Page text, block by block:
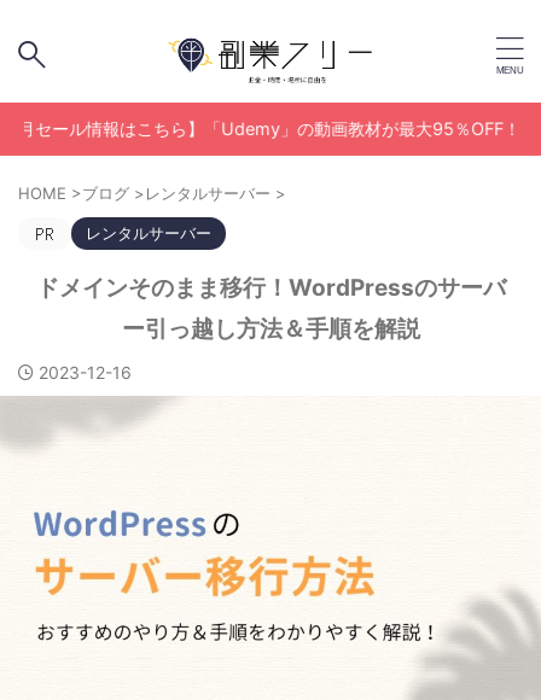
はこちら】「Udemy」の動画教材が最大95％OFF！
HOME >ブログ >レンタルサーバー >
レンタルサーバー
ドメインそのまま移行！WordPressのサーバ
ー引っ越し方法＆手順を解説
2023-12-16